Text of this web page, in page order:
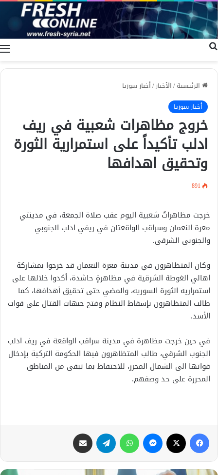
الرئيسية/الأخبار/أخبار سوريا
أخبار سوريا
خروج مظاهرات شعبية في ريف
ادلب تأكيداً على استمرارية الثورة
وتحقيق اهدافها
891
خرجت مظاهراتٌ شعبية اليوم عقب صلاة الجمعة، في مدينتي
معرة النعمان وسراقب الواقعتان في ريفي ادلب الجنوبي
والجنوبي الشرقي.
وكان المتظاهرون في مدينة معرة النعمان قد خرجوا بمشاركة
اهالي الغوطة الشرقية في مظاهرةٍ حاشدة، أكدوا خلالها على
استمرارية الثورة السورية، والمضي حتى تحقيق أهدافها، كما
طالب المتظاهرون بإسقاط النظام وفتح جبهات القتال على قوات
الأسد.
في حين خرجت مظاهرة في مدينة سراقب الواقعة في ريف ادلب
الجنوب الشرقي، طالب المتظاهرون فيها الحكومة التركية بإدخال
قواتها الى الشمال المحرر، للاحتفاظ بما تبقى من المناطق
المحررة على حد وصفهم.
فيسبوك ماسنجر واتساب تيلقرام